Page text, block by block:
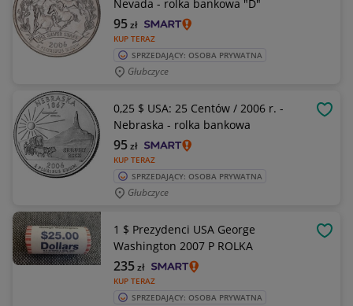
Nevada - rolka bankowa "D"
KUP TERAZ
95zł
SPRZEDAJĄCY: OSOBA PRYWATNA
Głubczyce
0,25 $ USA: 25 Centów / 2006 r. -
Nebraska - rolka bankowa
KUP TERAZ
95zł
SPRZEDAJĄCY: OSOBA PRYWATNA
Głubczyce
1 $ Prezydenci USA George
Washington 2007 P ROLKA
KUP TERAZ
235zł
SPRZEDAJĄCY: OSOBA PRYWATNA